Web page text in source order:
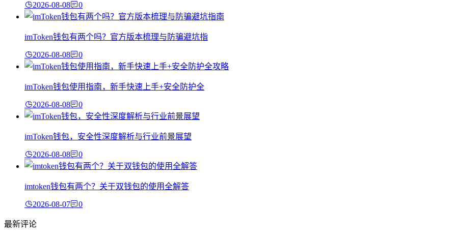
2026-08-08 0
imToken钱包有两个吗？官方版本梳理与防骗避坑指
2026-08-08 0
imToken钱包使用指南，新手快速上手+安全防护全
2026-08-08 0
imToken钱包，安全性深度解析与行业前景展望
2026-08-08 0
imtoken钱包有两个？关于双钱包的使用全解答
2026-08-07 0
最新评论